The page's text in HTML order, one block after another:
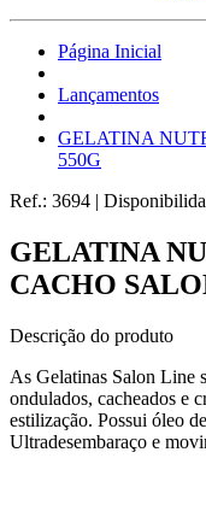
Página Inicial
Lançamentos
GELATINA
550G
Ref.: 3694 |
GELATINA
CACHO
Descrição do produto
As Gelatinas Salon Line
ondulados, cacheados e
estilização. Possui óleo
Ultradesembaraço e